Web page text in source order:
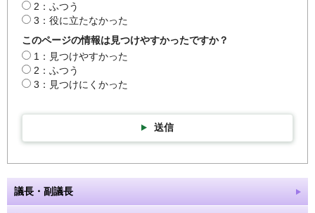
2：ふつう
3：役に立たなかった
このページの情報は見つけやすかったですか？
1：見つけやすかった
2：ふつう
3：見つけにくかった
送信
議長・副議長